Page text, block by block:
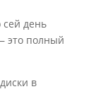
сей день
это полный
в